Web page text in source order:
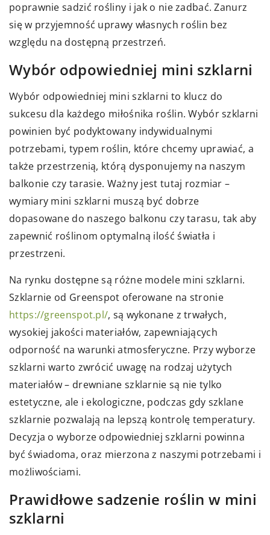
poprawnie sadzić rośliny i jak o nie zadbać. Zanurz
się w przyjemność uprawy własnych roślin bez
względu na dostępną przestrzeń.
Wybór odpowiedniej mini szklarni
Wybór odpowiedniej mini szklarni to klucz do
sukcesu dla każdego miłośnika roślin. Wybór szklarni
powinien być podyktowany indywidualnymi
potrzebami, typem roślin, które chcemy uprawiać, a
także przestrzenią, którą dysponujemy na naszym
balkonie czy tarasie. Ważny jest tutaj rozmiar –
wymiary mini szklarni muszą być dobrze
dopasowane do naszego balkonu czy tarasu, tak aby
zapewnić roślinom optymalną ilość światła i
przestrzeni.
Na rynku dostępne są różne modele mini szklarni.
Szklarnie od Greenspot oferowane na stronie
https://greenspot.pl/, są wykonane z trwałych,
wysokiej jakości materiałów, zapewniających
odporność na warunki atmosferyczne. Przy wyborze
szklarni warto zwrócić uwagę na rodzaj użytych
materiałów – drewniane szklarnie są nie tylko
estetyczne, ale i ekologiczne, podczas gdy szklane
szklarnie pozwalają na lepszą kontrolę temperatury.
Decyzja o wyborze odpowiedniej szklarni powinna
być świadoma, oraz mierzona z naszymi potrzebami i
możliwościami.
Prawidłowe sadzenie roślin w mini
szklarni